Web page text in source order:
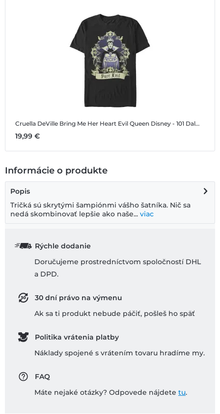
Cruella DeVille Bring Me Her Heart Evil Queen Disney - 101 Dalmatíncov - Cruella DeVille Bring Me Her Heart Evil Queen - Pánske Tričko
19,99 €
Informácie o produkte
Popis
Tričká sú skrytými šampiónmi vášho šatníka. Nič sa
nedá skombinovať lepšie ako naše... viac
Rýchle dodanie
Doručujeme prostredníctvom spoločností DHL
a DPD.
30 dní právo na výmenu
Ak sa ti produkt nebude páčiť, pošleš ho späť
Politika vrátenia platby
Náklady spojené s vrátením tovaru hradíme my.
FAQ
Máte nejaké otázky? Odpovede nájdete tu.